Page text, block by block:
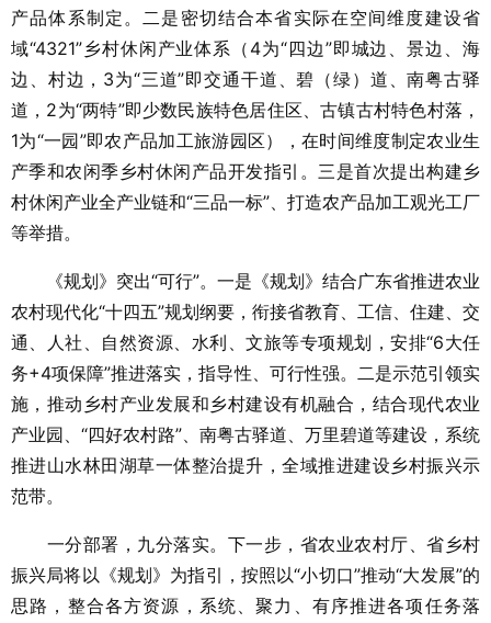
产品体系制定。二是密切结合本省实际在空间维度建设省
域“4321”乡村休闲产业体系（4为“四边”即城边、景边、海
边、村边，3为“三道”即交通干道、碧（绿）道、南粤古驿
道，2为“两特”即少数民族特色居住区、古镇古村特色村落，
1为“一园”即农产品加工旅游园区），在时间维度制定农业生
产季和农闲季乡村休闲产品开发指引。三是首次提出构建乡
村休闲产业全产业链和“三品一标”、打造农产品加工观光工厂
等举措。
《规划》突出“可行”。一是《规划》结合广东省推进农业
农村现代化“十四五”规划纲要，衔接省教育、工信、住建、交
通、人社、自然资源、水利、文旅等专项规划，安排“6大任
务+4项保障”推进落实，指导性、可行性强。二是示范引领实
施，推动乡村产业发展和乡村建设有机融合，结合现代农业
产业园、“四好农村路”、南粤古驿道、万里碧道等建设，系统
推进山水林田湖草一体整治提升，全域推进建设乡村振兴示
范带。
一分部署，九分落实。下一步，省农业农村厅、省乡村
振兴局将以《规划》为指引，按照以“小切口”推动“大发展”的
思路，整合各方资源，系统、聚力、有序推进各项任务落